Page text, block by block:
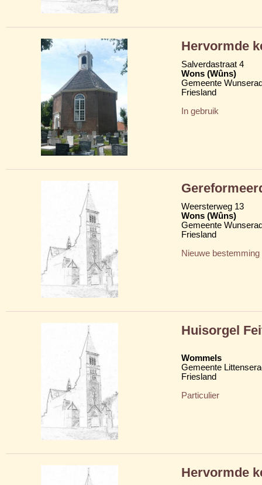
Hervormde
Salverdastraat 4
Wons (Wûns)
Gemeente
Friesland
In gebruik
Weersterweg 13
Wons (Wûns)
Gemeente
Friesland
Nieuwe bestemming
Huisorgel
Wommels
Gemeente
Friesland
Particulier
Hervormde